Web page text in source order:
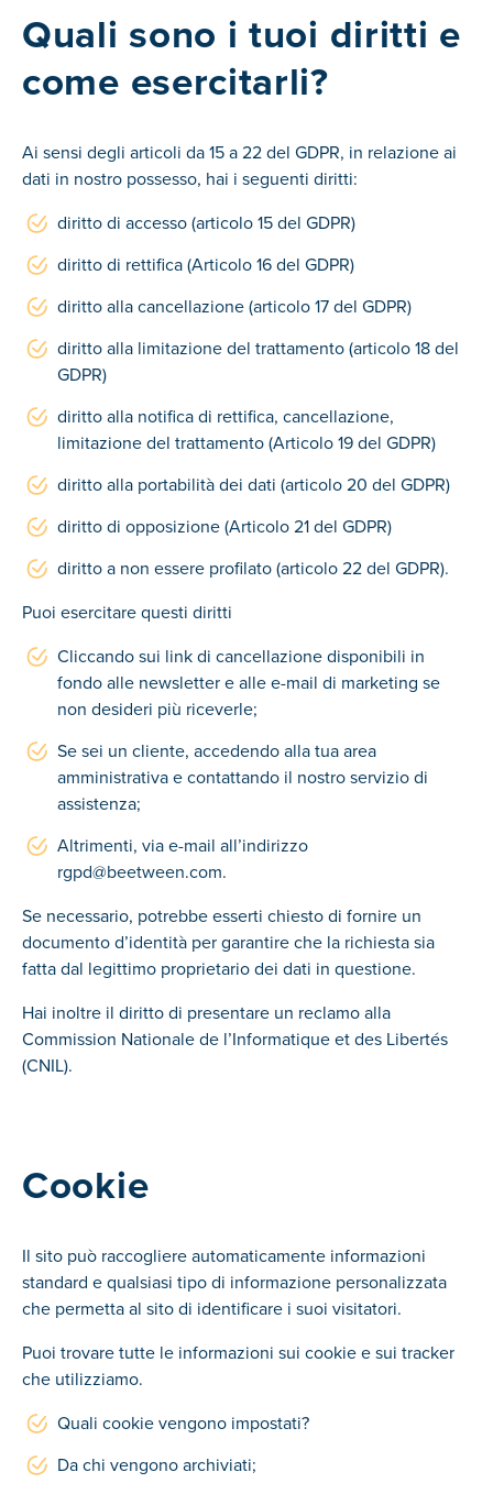
Quali sono i tuoi diritti e
come esercitarli?
Ai sensi degli articoli da 15 a 22 del GDPR, in relazione ai
dati in nostro possesso, hai i seguenti diritti:
diritto di accesso (articolo 15 del GDPR)
diritto di rettifica (Articolo 16 del GDPR)
diritto alla cancellazione (articolo 17 del GDPR)
diritto alla limitazione del trattamento (articolo 18 del
GDPR)
diritto alla notifica di rettifica, cancellazione,
limitazione del trattamento (Articolo 19 del GDPR)
diritto alla portabilità dei dati (articolo 20 del GDPR)
diritto di opposizione (Articolo 21 del GDPR)
diritto a non essere profilato (articolo 22 del GDPR).
Puoi esercitare questi diritti
Cliccando sui link di cancellazione disponibili in
fondo alle newsletter e alle e-mail di marketing se
non desideri più riceverle;
Se sei un cliente, accedendo alla tua area
amministrativa e contattando il nostro servizio di
assistenza;
Altrimenti, via e-mail all’indirizzo
rgpd@beetween.com.
Se necessario, potrebbe esserti chiesto di fornire un
documento d’identità per garantire che la richiesta sia
fatta dal legittimo proprietario dei dati in questione.
Hai inoltre il diritto di presentare un reclamo alla
Commission Nationale de l’Informatique et des Libertés
(CNIL).
Cookie
Il sito può raccogliere automaticamente informazioni
standard e qualsiasi tipo di informazione personalizzata
che permetta al sito di identificare i suoi visitatori.
Puoi trovare tutte le informazioni sui cookie e sui tracker
che utilizziamo.
Quali cookie vengono impostati?
Da chi vengono archiviati;